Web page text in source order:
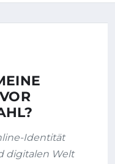
Identität
digitalen Welt